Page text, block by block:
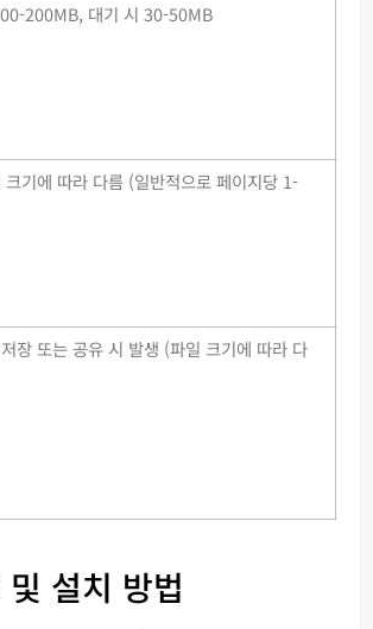
200MB, 대기 시 30-50MB
크기에 따라 다름 (일반적으로 페이지당 1-
장 또는 공유 시 발생 (파일 크기에 따라 다
설치 방법